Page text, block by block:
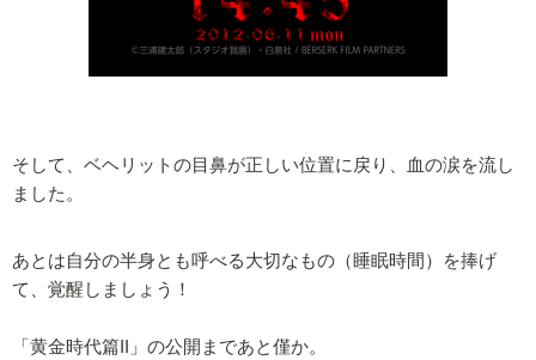
そして、ベヘリットの目鼻が正しい位置に戻り、血の涙を流し
ました。
あとは自分の半身とも呼べる大切なもの（睡眠時間）を捧げ
て、覚醒しましょう！
「黄金時代篇II」の公開まであと僅か。